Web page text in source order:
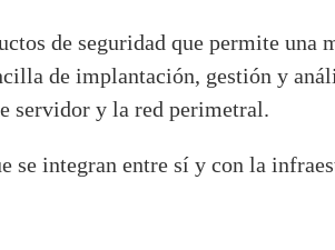
de seguridad que permite
de implantación, gestión y
servidor y la red perimetral.
se integran entre sí y con la